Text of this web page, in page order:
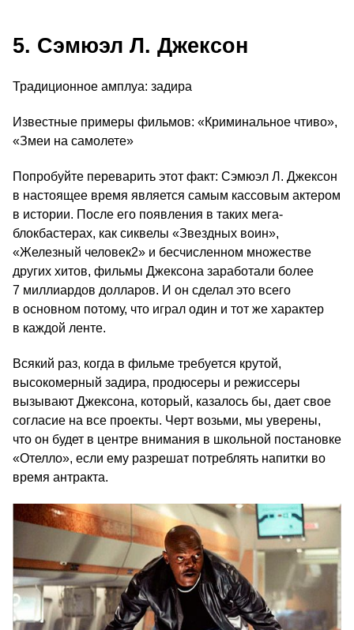
5. Сэмюэл Л. Джексон
Традиционное амплуа: задира
Известные примеры фильмов: «Криминальное чтиво»,
«Змеи на самолете»
Попробуйте переварить этот факт: Сэмюэл Л. Джексон
в настоящее время является самым кассовым актером
в истории. После его появления в таких мега-
блокбастерах, как сиквелы «Звездных воин»,
«Железный человек2» и бесчисленном множестве
других хитов, фильмы Джексона заработали более
7 миллиардов долларов. И он сделал это всего
в основном потому, что играл один и тот же характер
в каждой ленте.
Всякий раз, когда в фильме требуется крутой,
высокомерный задира, продюсеры и режиссеры
вызывают Джексона, который, казалось бы, дает свое
согласие на все проекты. Черт возьми, мы уверены,
что он будет в центре внимания в школьной постановке
«Отелло», если ему разрешат потреблять напитки во
время антракта.